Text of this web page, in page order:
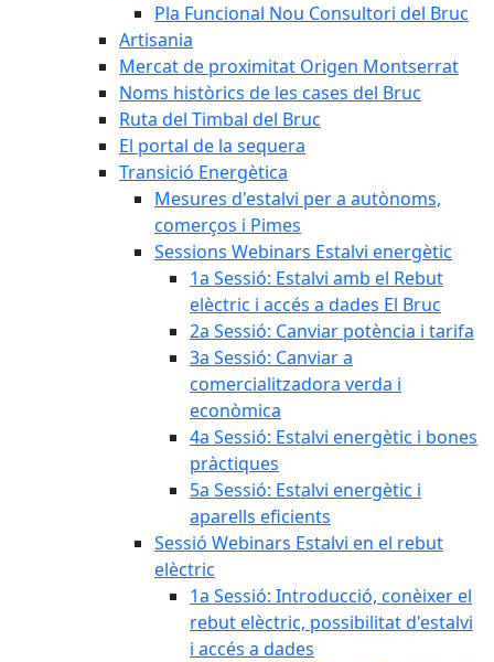
Pla Funcional Nou Consultori del Bruc
Artisania
Mercat de proximitat Origen Montserrat
Noms històrics de les cases del Bruc
Ruta del Timbal del Bruc
El portal de la sequera
Transició Energètica
Mesures d'estalvi per a autònoms,
comerços i Pimes
Sessions Webinars Estalvi energètic
1a Sessió: Estalvi amb el Rebut
elèctric i accés a dades El Bruc
2a Sessió: Canviar potència i tarifa
3a Sessió: Canviar a
comercialitzadora verda i
econòmica
4a Sessió: Estalvi energètic i bones
pràctiques
5a Sessió: Estalvi energètic i
aparells eficients
Sessió Webinars Estalvi en el rebut
elèctric
1a Sessió: Introducció, conèixer el
rebut elèctric, possibilitat d'estalvi
i accés a dades